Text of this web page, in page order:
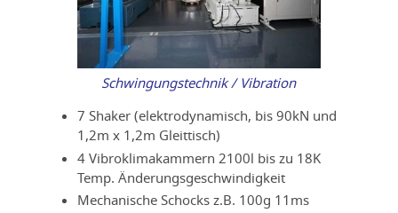
Schwingungstechnik / Vibration
7 Shaker (elektrodynamisch, bis 90kN und
1,2m x 1,2m Gleittisch)
4 Vibroklimakammern 2100l bis zu 18K
Temp. Änderungsgeschwindigkeit
Mechanische Schocks z.B. 100g 11ms